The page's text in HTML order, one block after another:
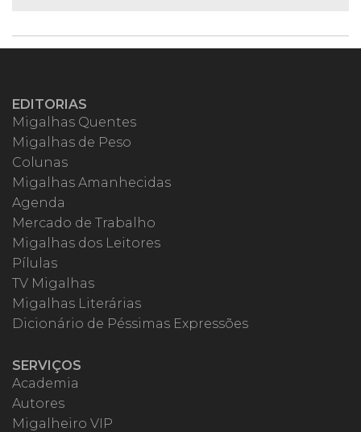
EDITORIAS
Migalhas Quentes
Migalhas de Peso
Colunas
Migalhas Amanhecidas
Agenda
Mercado de Trabalho
Migalhas dos Leitores
Pílulas
TV Migalhas
Migalhas Literárias
Dicionário de Péssimas Expressões
SERVIÇOS
Academia
Autores
Migalheiro VIP